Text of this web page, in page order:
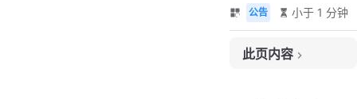
公告 小于 1 分钟
此页内容